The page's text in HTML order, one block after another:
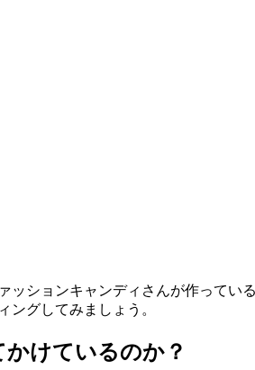
ッションキャンディさんが作ってい
ングしてみましょう。
けているのか？